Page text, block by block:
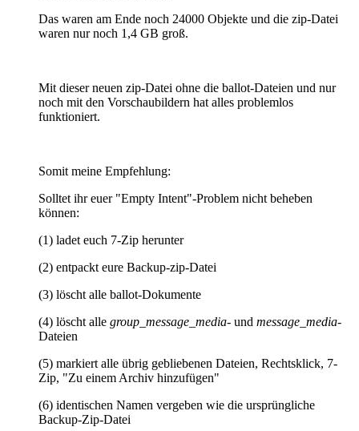
Das waren am Ende noch 24000 Objekte und die zip-Datei
waren nur noch 1,4 GB groß.
Mit dieser neuen zip-Datei ohne die ballot-Dateien und nur
noch mit den Vorschaubildern hat alles problemlos
funktioniert.
Somit meine Empfehlung:
Solltet ihr euer "Empty Intent"-Problem nicht beheben
können:
(1) ladet euch 7-Zip herunter
(2) entpackt eure Backup-zip-Datei
(3) löscht alle ballot-Dokumente
(4) löscht alle group_message_media- und message_media-
Dateien
(5) markiert alle übrig gebliebenen Dateien, Rechtsklick, 7-
Zip, "Zu einem Archiv hinzufügen"
(6) identischen Namen vergeben wie die ursprüngliche
Backup-Zip-Datei